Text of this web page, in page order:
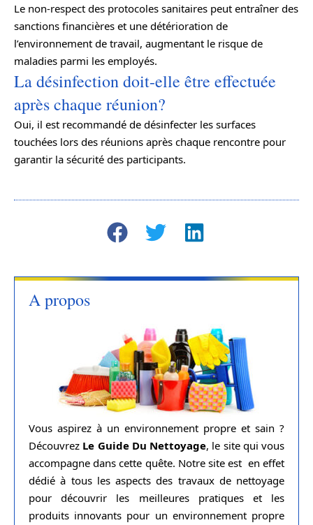
Le non-respect des protocoles sanitaires peut entraîner des
sanctions financières et une détérioration de
l’environnement de travail, augmentant le risque de
maladies parmi les employés.
La désinfection doit-elle être effectuée
après chaque réunion?
Oui, il est recommandé de désinfecter les surfaces
touchées lors des réunions après chaque rencontre pour
garantir la sécurité des participants.
A propos
Vous aspirez à un environnement propre et sain ?
Découvrez Le Guide Du Nettoyage, le site qui vous
accompagne dans cette quête. Notre site est en effet
dédié à tous les aspects des travaux de nettoyage
pour découvrir les meilleures pratiques et les
produits innovants pour un environnement propre